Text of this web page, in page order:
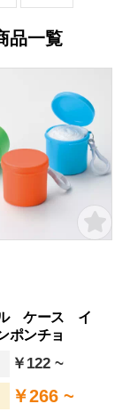
品一覧
ケース イ
ポンチョ
￥122 ~
￥266 ~